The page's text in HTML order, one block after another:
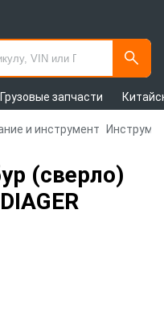
Грузовые запчасти
и инструмент
(сверло)